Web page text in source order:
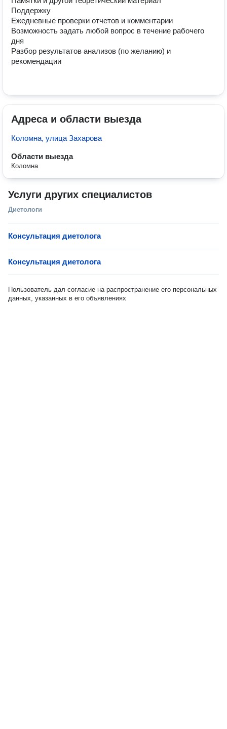
Поддержку
Ежедневные проверки отчетов и комментарии
Возможность задать любой вопрос в течение рабочего
дня
Разбор результатов анализов (по желанию) и
рекомендации
Адреса и области выезда
Коломна, улица Захарова
Области выезда
Коломна
Услуги других специалистов
Диетологи
Консультация диетолога
Консультация диетолога
Пользователь дал согласие на распространение его персональных
данных, указанных в его объявлениях